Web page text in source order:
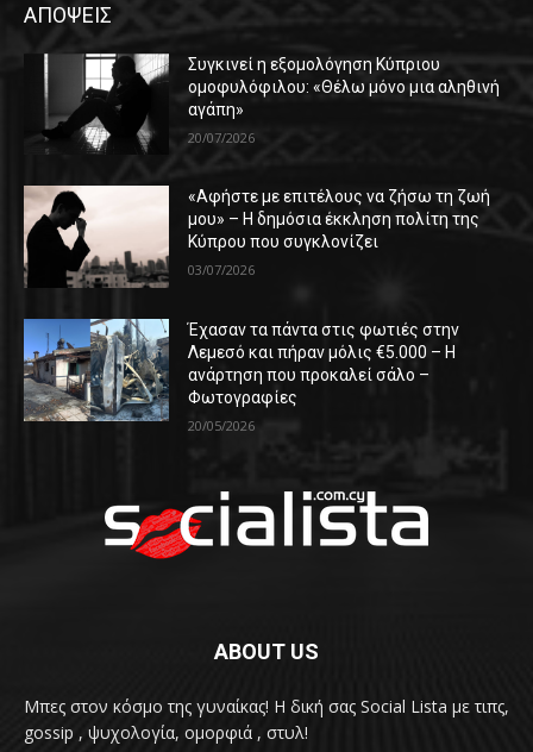
ΑΠΟΨΕΙΣ
Συγκινεί η εξομολόγηση Κύπριου
ομοφυλόφιλου: «Θέλω μόνο μια αληθινή
αγάπη»
20/07/2026
«Αφήστε με επιτέλους να ζήσω τη ζωή
μου» – Η δημόσια έκκληση πολίτη της
Κύπρου που συγκλονίζει
03/07/2026
Έχασαν τα πάντα στις φωτιές στην
Λεμεσό και πήραν μόλις €5.000 – Η
ανάρτηση που προκαλεί σάλο –
Φωτογραφίες
20/05/2026
ABOUT US
Μπες στον κόσμο της γυναίκας! H δική σας Social Lista με τιπς,
gossip , ψυχολογία, ομορφιά , στυλ!